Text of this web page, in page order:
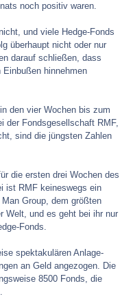
noch positiv waren.
und viele Hedge-Fonds
überhaupt nicht oder nur
darauf schließen, dass
hinnehmen
den vier Wochen bis zum
der Fondsgesellschaft RMF,
sind die jüngsten Zahlen
die ersten drei Wochen des
ist RMF keineswegs ein
Group, dem größten
Welt, und es geht bei ihr nur
Fonds.
spektakulären Anlage-
an Geld angezogen. Die
8500 Fonds, die